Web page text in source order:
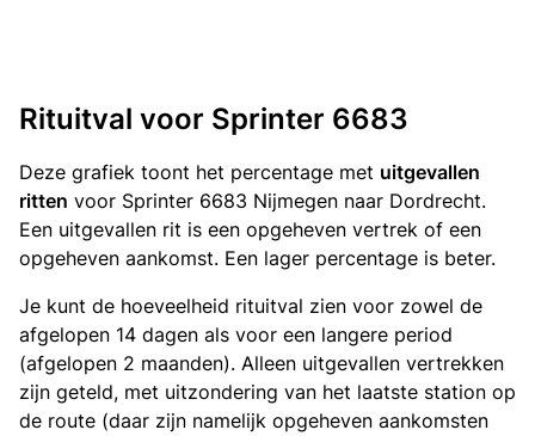
Rituitval voor Sprinter 6683
Deze grafiek toont het percentage met uitgevallen
ritten voor Sprinter 6683 Nijmegen naar Dordrecht.
Een uitgevallen rit is een opgeheven vertrek of een
opgeheven aankomst. Een lager percentage is beter.
Je kunt de hoeveelheid rituitval zien voor zowel de
afgelopen 14 dagen als voor een langere period
(afgelopen 2 maanden). Alleen uitgevallen vertrekken
zijn geteld, met uitzondering van het laatste station op
de route (daar zijn namelijk opgeheven aankomsten